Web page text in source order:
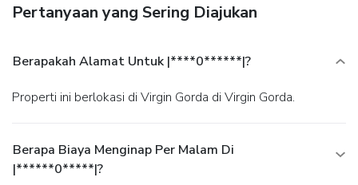
airport shuttle is provided for a surcharge (available 24
Pertanyaan yang Sering Diajukan
Berapakah Alamat Untuk |****0******|?
Properti ini berlokasi di Virgin Gorda di Virgin Gorda.
Berapa Biaya Menginap Per Malam Di
|******0*****|?